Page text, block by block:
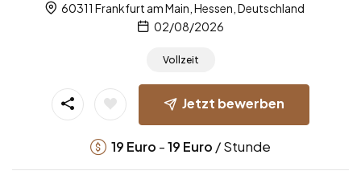
60311 Frankfurt am Main, Hessen, Deutschland
02/08/2026
Vollzeit
Jetzt bewerben
19 Euro -19 Euro / Stunde